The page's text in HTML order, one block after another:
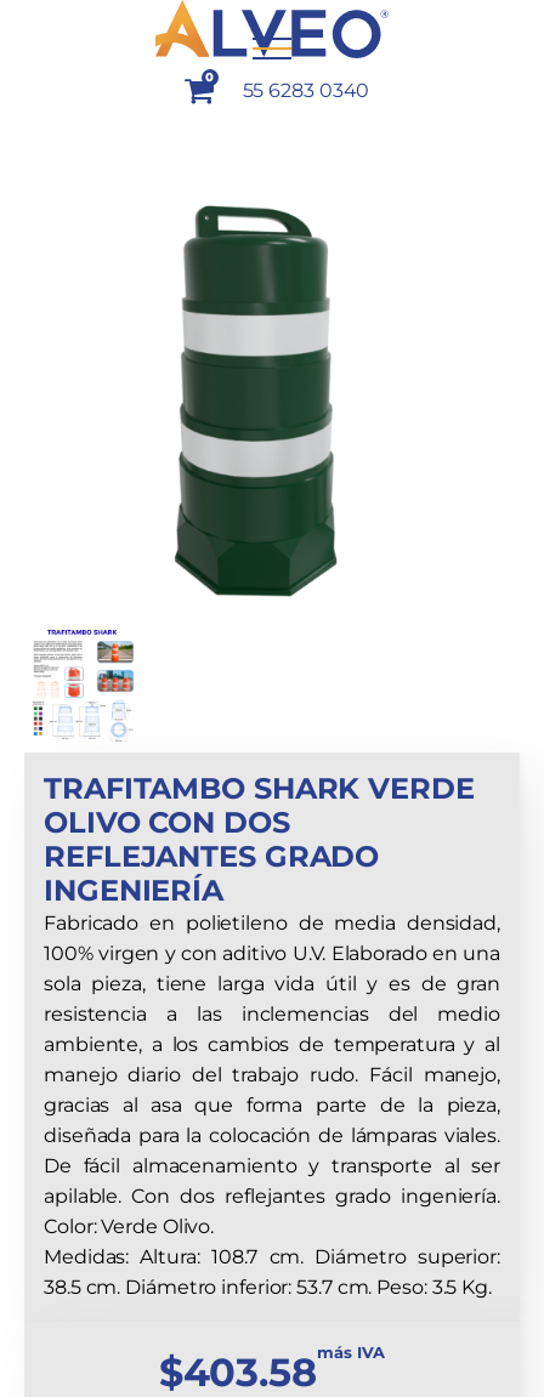
0
55 6283 0340
TRAFITAMBO SHARK VERDE
OLIVO CON DOS
REFLEJANTES GRADO
INGENIERÍA
Fabricado en polietileno de media densidad,
100% virgen y con aditivo U.V. Elaborado en una
sola pieza, tiene larga vida útil y es de gran
resistencia a las inclemencias del medio
ambiente, a los cambios de temperatura y al
manejo diario del trabajo rudo. Fácil manejo,
gracias al asa que forma parte de la pieza,
diseñada para la colocación de lámparas viales.
De fácil almacenamiento y transporte al ser
apilable. Con dos reflejantes grado ingeniería.
Color: Verde Olivo.
Medidas: Altura: 108.7 cm. Diámetro superior:
38.5 cm. Diámetro inferior: 53.7 cm. Peso: 3.5 Kg.
$403.58más IVA